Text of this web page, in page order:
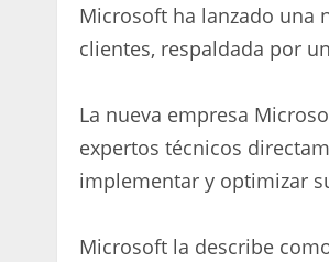
Microsoft ha lanzado una
clientes, respaldada por
La nueva empresa
expertos técnicos
implementar y optimizar
Microsoft la describe